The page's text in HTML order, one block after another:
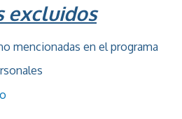
excluidos
mencionadas en el programa